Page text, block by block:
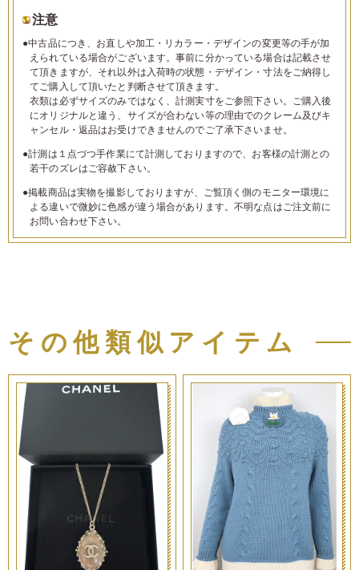
注意
●中古品につき、お直しや加工・リカラー・デザインの変更等の手が加
えられている場合がございます。事前に分かっている場合は記載させ
て頂きますが、それ以外は入荷時の状態・デザイン・寸法をご納得し
てご購入して頂いたと判断させて頂きます。
衣類は必ずサイズのみではなく、計測実寸をご参照下さい。ご購入後
にオリジナルと違う、サイズが合わない等の理由でのクレーム及びキ
ャンセル・返品はお受けできませんのでご了承下さいませ。
●計測は１点づつ手作業にて計測しておりますので、お客様の計測との
若干のズレはご容赦下さい。
●掲載商品は実物を撮影しておりますが、ご覧頂く側のモニター環境に
よる違いで微妙に色感が違う場合があります。不明な点はご注文前に
お問い合わせ下さい。
その他類似アイテム